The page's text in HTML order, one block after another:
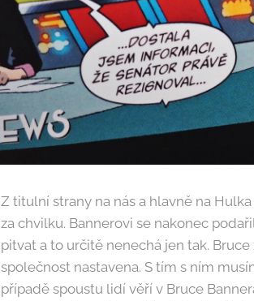
Z titulní strany na nás a hlavně na
za chvilku. Bannerovi se nakonec
pitvat a to určitě nenechá jen tak.
společnost nastavena. S tím s ním
případě spoustu lidí věří v Bruce